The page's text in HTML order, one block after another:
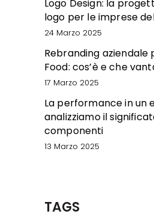
Logo Design: la
logo per le imprese
24 Marzo 2025
Rebranding aziendale
Food: cos’è e che
17 Marzo 2025
La performance in un
analizziamo il
componenti
13 Marzo 2025
TAGS